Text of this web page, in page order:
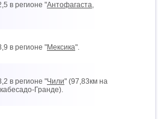
в регионе "Антофагаста,
в регионе "Мексика".
в регионе "Чили" (97,83км на
Гранде).